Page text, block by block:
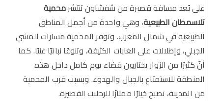
على بُعد مسافة قصيرة من شفشاون تنتشرمحمية
تلاسمطان الطبيعية، وهي واحدة من أجمل المناطق
الطبيعية في شمال المغرب. وتوفر المحمية مسارات للمشي
الجبلي، وإطلالات على الغابات الكثيفة، وتنوعًا نباتيًا غنيًا. كما
أنّ كثيرًا من الزوار يختارون قضاء يوم كامل داخل هذه
المنطقة للاستمتاع بالجبال والهدوء. وبسبب قرب المحمية
من المدينة، تصبح خيارًا ممتازًا للرحلات القصيرة.